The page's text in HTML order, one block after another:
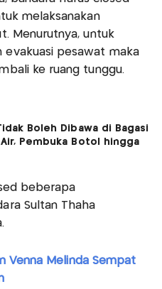
melaksanakan
Menurutnya, untuk
evakuasi pesawat maka
ke ruang tunggu.
Boleh Dibawa di Bagasi
Pembuka Botol hingga
beberapa
Sultan Thaha
Venna Melinda Sempat